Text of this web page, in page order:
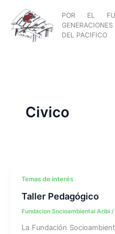
contenido
POR EL
DEL PACIFICO
Civico
Temas de interés
Taller Pedagógico
Fundacion Socioambiental Aribi /
La Fundación